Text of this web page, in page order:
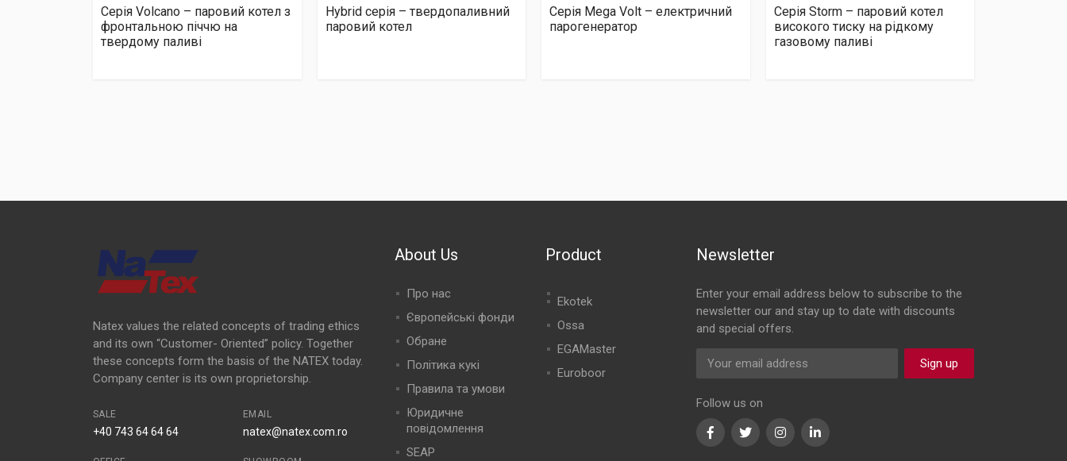
Серія Volcano – паровий котел з
фронтальною піччю на
твердому паливі
Hybrid серія – твердопаливний
паровий котел
Серія Mega Volt – електричний
парогенератор
Серія Storm – паровий котел
високого тиску на рідкому
газовому паливі
Natex values the related concepts of trading ethics
and its own “Customer- Oriented” policy. Together
these concepts form the basis of the NATEX today.
Company center is its own proprietorship.
SALE
+40 743 64 64 64
EMAIL
natex@natex.com.ro
About Us
Про нас
Європейські фонди
Обране
Політика кукі
Правила та умови
Юридичне
повідомлення
SEAP
Product
Ekotek
Ossa
EGAMaster
Euroboor
Newsletter
Enter your email address below to subscribe to the
newsletter our and stay up to date with discounts
and special offers.
Sign up
Follow us on
FacebookTwitterInstagramLinkedIn